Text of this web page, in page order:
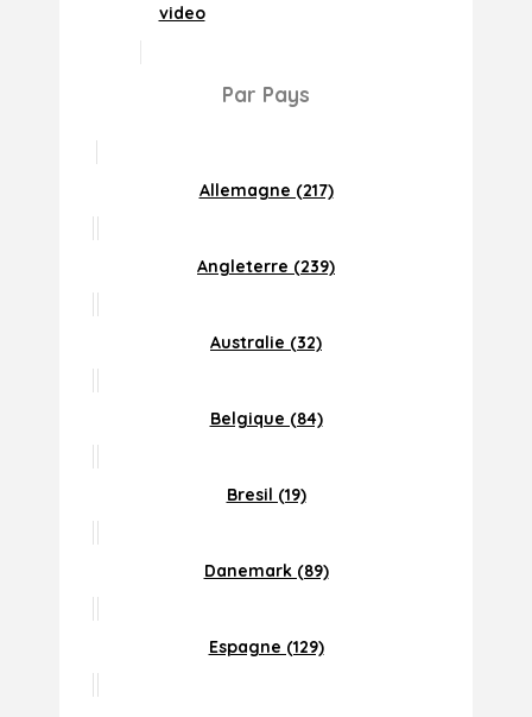
video
Par Pays
Allemagne (217)
Angleterre (239)
Australie (32)
Belgique (84)
Bresil (19)
Danemark (89)
Espagne (129)